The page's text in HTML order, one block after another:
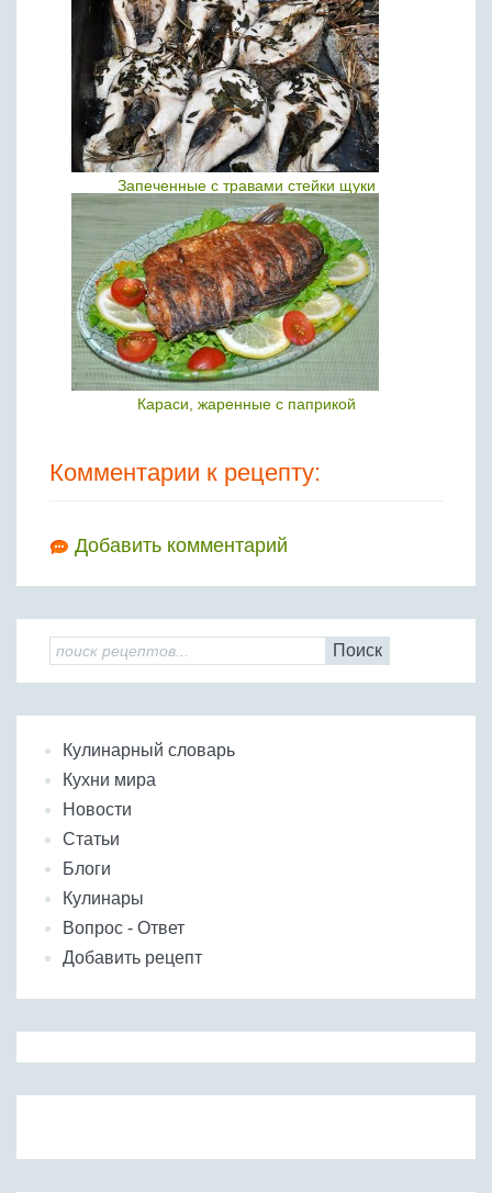
Запеченные с травами стейки щуки
Караси, жаренные с паприкой
Комментарии к рецепту:
Добавить комментарий
Поиск
Кулинарный словарь
Кухни мира
Новости
Статьи
Блоги
Кулинары
Вопрос - Ответ
Добавить рецепт